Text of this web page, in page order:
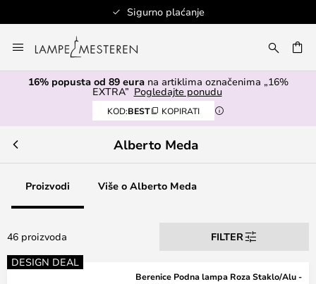
Sigurno plaćanje
to
Content
16% popusta od 89 eurana artiklima označenima „16%
EXTRA” Pogledajte ponudu
KOD:BEST KOPIRATI
Alberto Meda
Proizvodi Više o Alberto Meda
46 proizvoda
FILTER
DESIGN DEAL
Berenice Podna lampa Roza Staklo/Alu -